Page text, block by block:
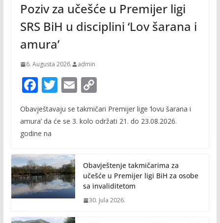
Poziv za učešće u Premijer ligi
SRS BiH u disciplini ‘Lov šarana i
amura’
6. Augusta 2026. admin
F
ac
e
b
o
k
T
itt
E
m
ai
C
o
p
n
k
Obavještavaju se takmičari Premijer lige ‘lovu šarana i
amura’ da će se 3. kolo održati 21. do 23.08.2026.
godine na
Obavještenje takmičarima za
učešće u Premijer ligi BiH za osobe
sa invaliditetom
30. Jula 2026.